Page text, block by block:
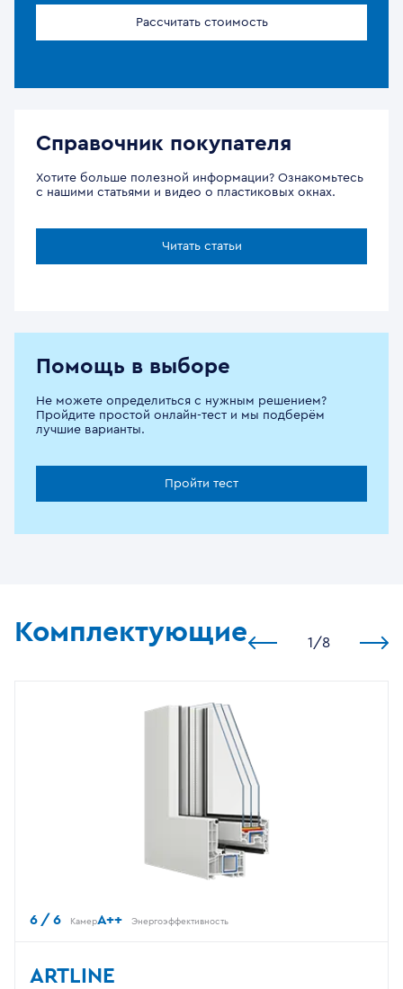
Рассчитать стоимость
Справочник покупателя
Хотите больше полезной информации? Ознакомьтесь
с нашими статьями и видео о пластиковых окнах.
Читать статьи
Помощь в выборе
Не можете определиться с нужным решением?
Пройдите простой онлайн-тест и мы подберём
лучшие варианты.
Пройти тест
Комплектующие 1 /8
6 / 6 КамерA++ Энергоэффективность
ARTLINE